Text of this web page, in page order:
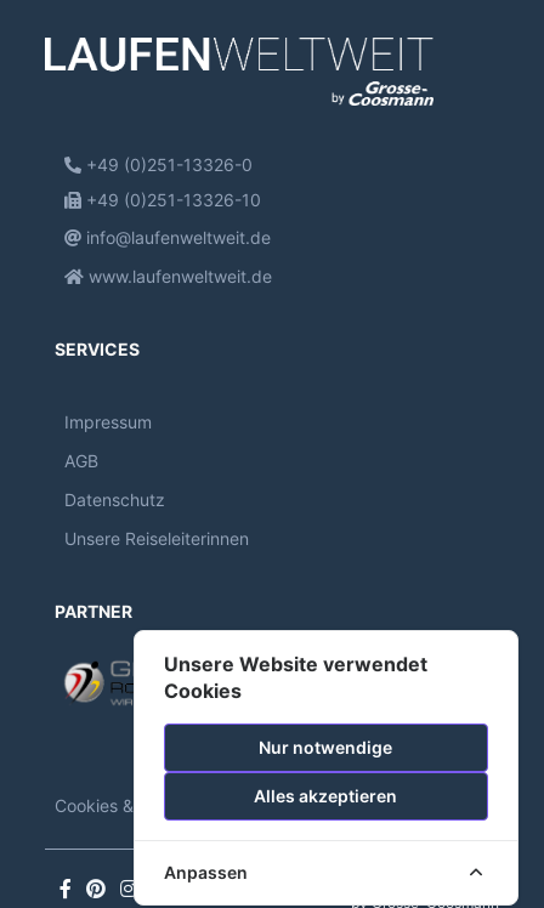
+49 (0)251-13326-0
+49 (0)251-13326-10
info@laufenweltweit.de
www.laufenweltweit.de
SERVICES
Impressum
AGB
Datenschutz
Unsere Reiseleiterinnen
PARTNER
Cookies & Tracking
©2026 Laufenweltweit
by Grosse-Coosmann
Unsere Website verwendet
Cookies
Nur notwendige
Alles akzeptieren
Anpassen